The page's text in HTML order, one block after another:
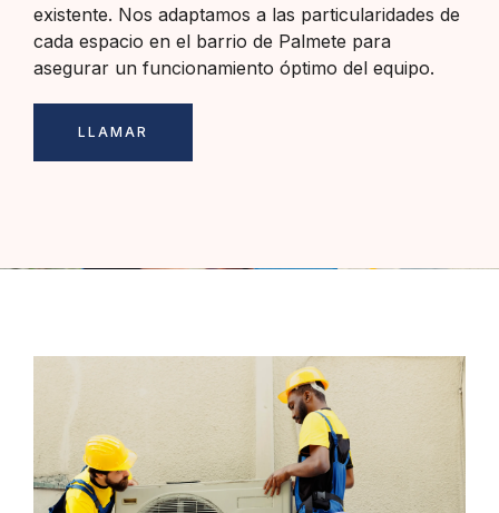
existente. Nos adaptamos a las particularidades de
cada espacio en el barrio de Palmete para
asegurar un funcionamiento óptimo del equipo.
LLAMAR